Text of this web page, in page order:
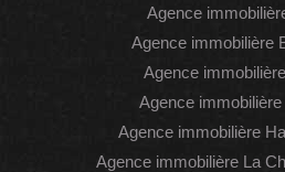
Agence
Agence immobilière
Agence
Agence
Agence immobilière
Agence immobilière La